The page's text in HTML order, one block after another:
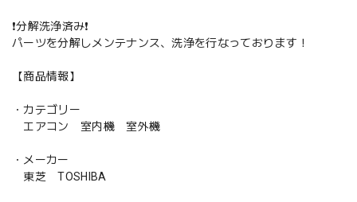
❗️分解洗浄済み❗️
パーツを分解しメンテナンス、洗浄を行なっております！
【商品情報】
・カテゴリー
エアコン 室内機 室外機
・メーカー
東芝 TOSHIBA